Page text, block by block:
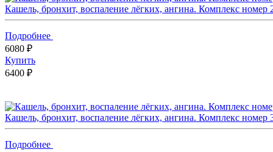
Кашель, бронхит, воспаление лёгких, ангина. Комплекс номер
Подробнее
6080 ₽
Купить
6400 ₽
Кашель, бронхит, воспаление лёгких, ангина. Комплекс номер
Подробнее